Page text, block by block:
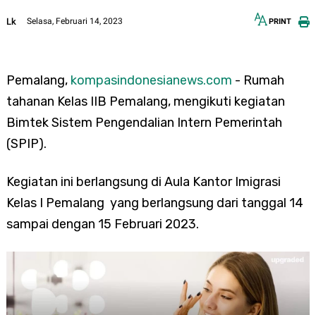
Lk Selasa, Februari 14, 2023 PRINT
Pemalang, kompasindonesianews.com - Rumah
tahanan Kelas IIB Pemalang, mengikuti kegiatan
Bimtek Sistem Pengendalian Intern Pemerintah
(SPIP).
Kegiatan ini berlangsung di Aula Kantor Imigrasi
Kelas I Pemalang yang berlangsung dari tanggal 14
sampai dengan 15 Februari 2023.